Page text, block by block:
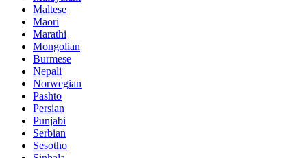
Maltese
Maori
Marathi
Mongolian
Burmese
Nepali
Norwegian
Pashto
Persian
Punjabi
Serbian
Sesotho